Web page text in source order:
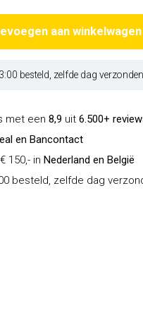
aan winkelwagen
besteld, zelfde dag verzonden
met een8,9 uit6.500+
en Bancontact
150,- inNederland en België
besteld, zelfde dag